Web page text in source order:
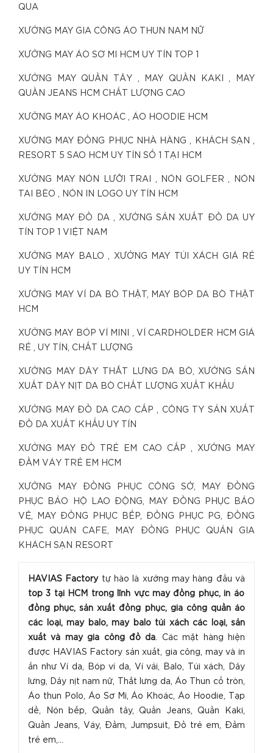
QUA
XƯỞNG MAY GIA CÔNG ÁO THUN NAM NỮ
XƯỞNG MAY ÁO SƠ MI HCM UY TÍN TOP 1
XƯỞNG MAY QUẦN TÂY , MAY QUẦN KAKI , MAY
QUẦN JEANS HCM CHẤT LƯỢNG CAO
XƯỞNG MAY ÁO KHOÁC , ÁO HOODIE HCM
XƯỞNG MAY ĐỒNG PHỤC NHÀ HÀNG , KHÁCH SẠN ,
RESORT 5 SAO HCM UY TÍN SỐ 1 TẠI HCM
XƯỞNG MAY NÓN LƯỠI TRAI , NÓN GOLFER , NÓN
TAI BÈO , NÓN IN LOGO UY TÍN HCM
XƯỞNG MAY ĐỒ DA , XƯỞNG SẢN XUẤT ĐỒ DA UY
TÍN TOP 1 VIỆT NAM
XƯỞNG MAY BALO , XƯỞNG MAY TÚI XÁCH GIÁ RẺ
UY TÍN HCM
XƯỞNG MAY VÍ DA BÒ THẬT, MAY BÓP DA BÒ THẬT
HCM
XƯỞNG MAY BÓP VÍ MINI , VÍ CARDHOLDER HCM GIÁ
RẺ , UY TÍN, CHẤT LƯỢNG
XƯỞNG MAY DÂY THẮT LƯNG DA BÒ, XƯỞNG SẢN
XUẤT DÂY NỊT DA BÒ CHẤT LƯỢNG XUẤT KHẨU
XƯỞNG MAY ĐỒ DA CAO CẤP , CÔNG TY SẢN XUẤT
ĐỒ DA XUẤT KHẨU UY TÍN
XƯỞNG MAY ĐỒ TRẺ EM CAO CẤP , XƯỞNG MAY
ĐẦM VÁY TRẺ EM HCM
XƯỞNG MAY ĐỒNG PHỤC CÔNG SỞ, MAY ĐỒNG
PHỤC BẢO HỘ LAO ĐỘNG, MAY ĐỒNG PHỤC BẢO
VỆ, MAY ĐỒNG PHỤC BẾP, ĐỒNG PHỤC PG, ĐỒNG
PHỤC QUÁN CAFE, MAY ĐỒNG PHỤC QUẢN GIA
KHÁCH SẠN RESORT
HAVIAS Factorytự hào là xưởng may hàng đầu và
top 3 tại HCM trong lĩnh vực may đồng phục, in áo
đồng phục, sản xuất đồng phục, gia công quần áo
các loại, may balo, may balo túi xách các loại, sản
xuất và may gia công đồ da . Các mặt hàng hiện
được HAVIAS Factory sản xuất, gia công, may và in
ấn như Ví da, Bóp ví da, Ví vải, Balo, Túi xách, Dây
lưng, Dây nịt nam nữ, Thắt lưng da, Áo Thun cổ tròn,
Áo thun Polo, Áo Sơ Mi, Áo Khoác, Áo Hoodie, Tạp
dề, Nón bếp, Quần tây, Quần Jeans, Quần Kaki,
Quần Jeans, Váy, Đầm, Jumpsuit, Đồ trẻ em, Đầm
trẻ em,...